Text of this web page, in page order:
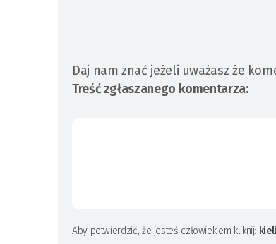
Daj nam znać jeżeli uważasz że
Treść zgłaszanego komentarza:
Aby potwierdzić, że jesteś człowiekiem kliknij: